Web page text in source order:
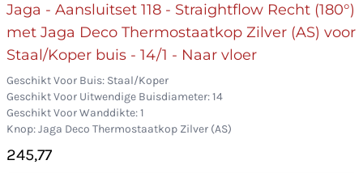
Jaga - Aansluitset 118 - Straightflow Recht (180°)
met Jaga Deco Thermostaatkop Zilver (AS) voor
Staal/Koper buis - 14/1 - Naar vloer
Geschikt Voor Buis: Staal/Koper
Geschikt Voor Uitwendige Buisdiameter: 14
Geschikt Voor Wanddikte: 1
Knop: Jaga Deco Thermostaatkop Zilver (AS)
245,77